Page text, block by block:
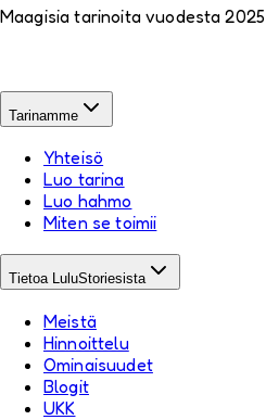
Maagisia tarinoita vuodesta 2025
Tarinamme
Yhteisö
Luo tarina
Luo hahmo
Miten se toimii
Tietoa LuluStoriesista
Meistä
Hinnoittelu
Ominaisuudet
Blogit
UKK